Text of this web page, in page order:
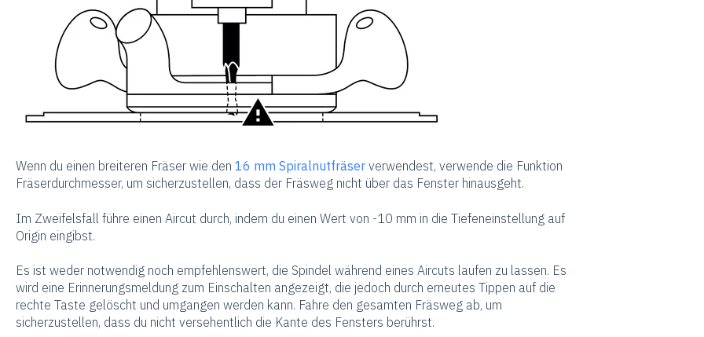
Wenn du einen breiteren Fräser wie den 16 mm Spiralnutfräserverwendest, verwende die Funktion
Fräserdurchmesser, um sicherzustellen, dass der Fräsweg nicht über das Fenster hinausgeht.
Im Zweifelsfall führe einen Aircut durch, indem du einen Wert von -10 mm in die Tiefeneinstellung auf
Origin eingibst.
Es ist weder notwendig noch empfehlenswert, die Spindel während eines Aircuts laufen zu lassen. Es
wird eine Erinnerungsmeldung zum Einschalten angezeigt, die jedoch durch erneutes Tippen auf die
rechte Taste gelöscht und umgangen werden kann. Fahre den gesamten Fräsweg ab, um
sicherzustellen, dass du nicht versehentlich die Kante des Fensters berührst.